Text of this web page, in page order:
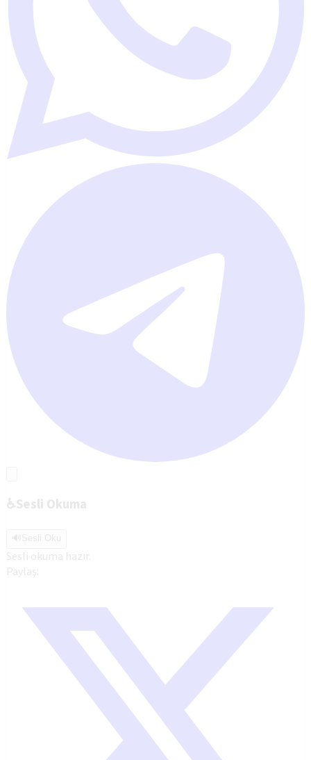
♿Sesli Okuma
🔊 Sesli Oku
Sesli okuma hazır.
Paylaş: